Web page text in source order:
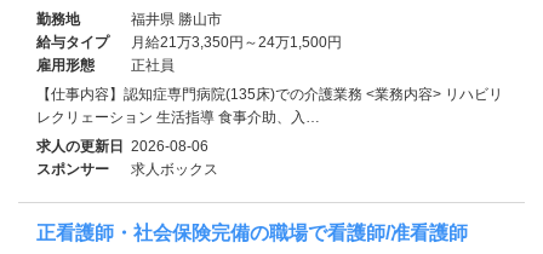
勤務地
福井県 勝山市
給与タイプ
月給21万3,350円～24万1,500円
雇用形態
正社員
【仕事内容】認知症専門病院(135床)での介護業務 <業務内容> リハビリ
レクリェーション 生活指導 食事介助、入…
求人の更新日 2026-08-06
スポンサー
求人ボックス
正看護師・社会保険完備の職場で看護師/准看護師